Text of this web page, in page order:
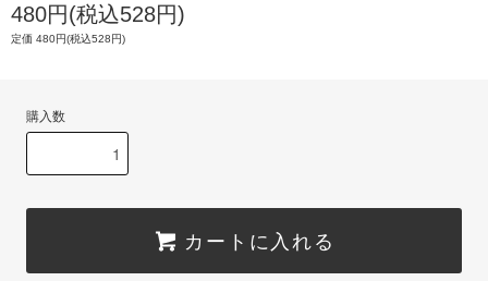
480円(税込528円)
定価 480円(税込528円)
購入数
カートに入れる